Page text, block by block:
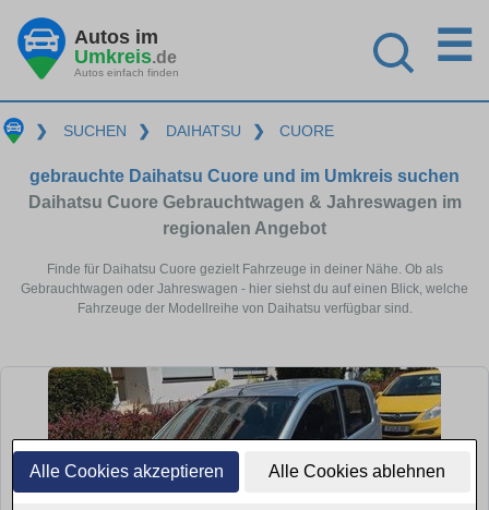
Alle Cookies akzeptieren Alle Cookies ablehnen
Autos im
Umkreis.de
Autos einfach finden
☰
❯ SUCHEN ❯ DAIHATSU ❯ CUORE
gebrauchte Daihatsu Cuore und im Umkreis suchen
Daihatsu Cuore Gebrauchtwagen & Jahreswagen im
regionalen Angebot
Finde für Daihatsu Cuore gezielt Fahrzeuge in deiner Nähe. Ob als
Gebrauchtwagen oder Jahreswagen - hier siehst du auf einen Blick, welche
Fahrzeuge der Modellreihe von Daihatsu verfügbar sind.